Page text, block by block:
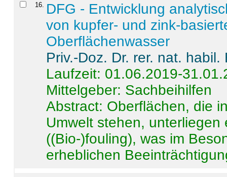
16
DFG - Entwicklung
von kupfer- und zink-
Oberflächenwasser
Priv.-Doz. Dr. rer. nat.
Laufzeit: 01.06.2019-
Mittelgeber: Sachbeihilfen
Abstract: Oberflächen, die
Umwelt stehen,
((Bio-)fouling), was im
erheblichen